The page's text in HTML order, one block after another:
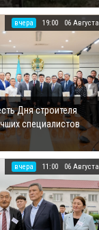
вчера 19:00 06 Августа
Дня строителя
специалистов
вчера 11:00 06 Августа